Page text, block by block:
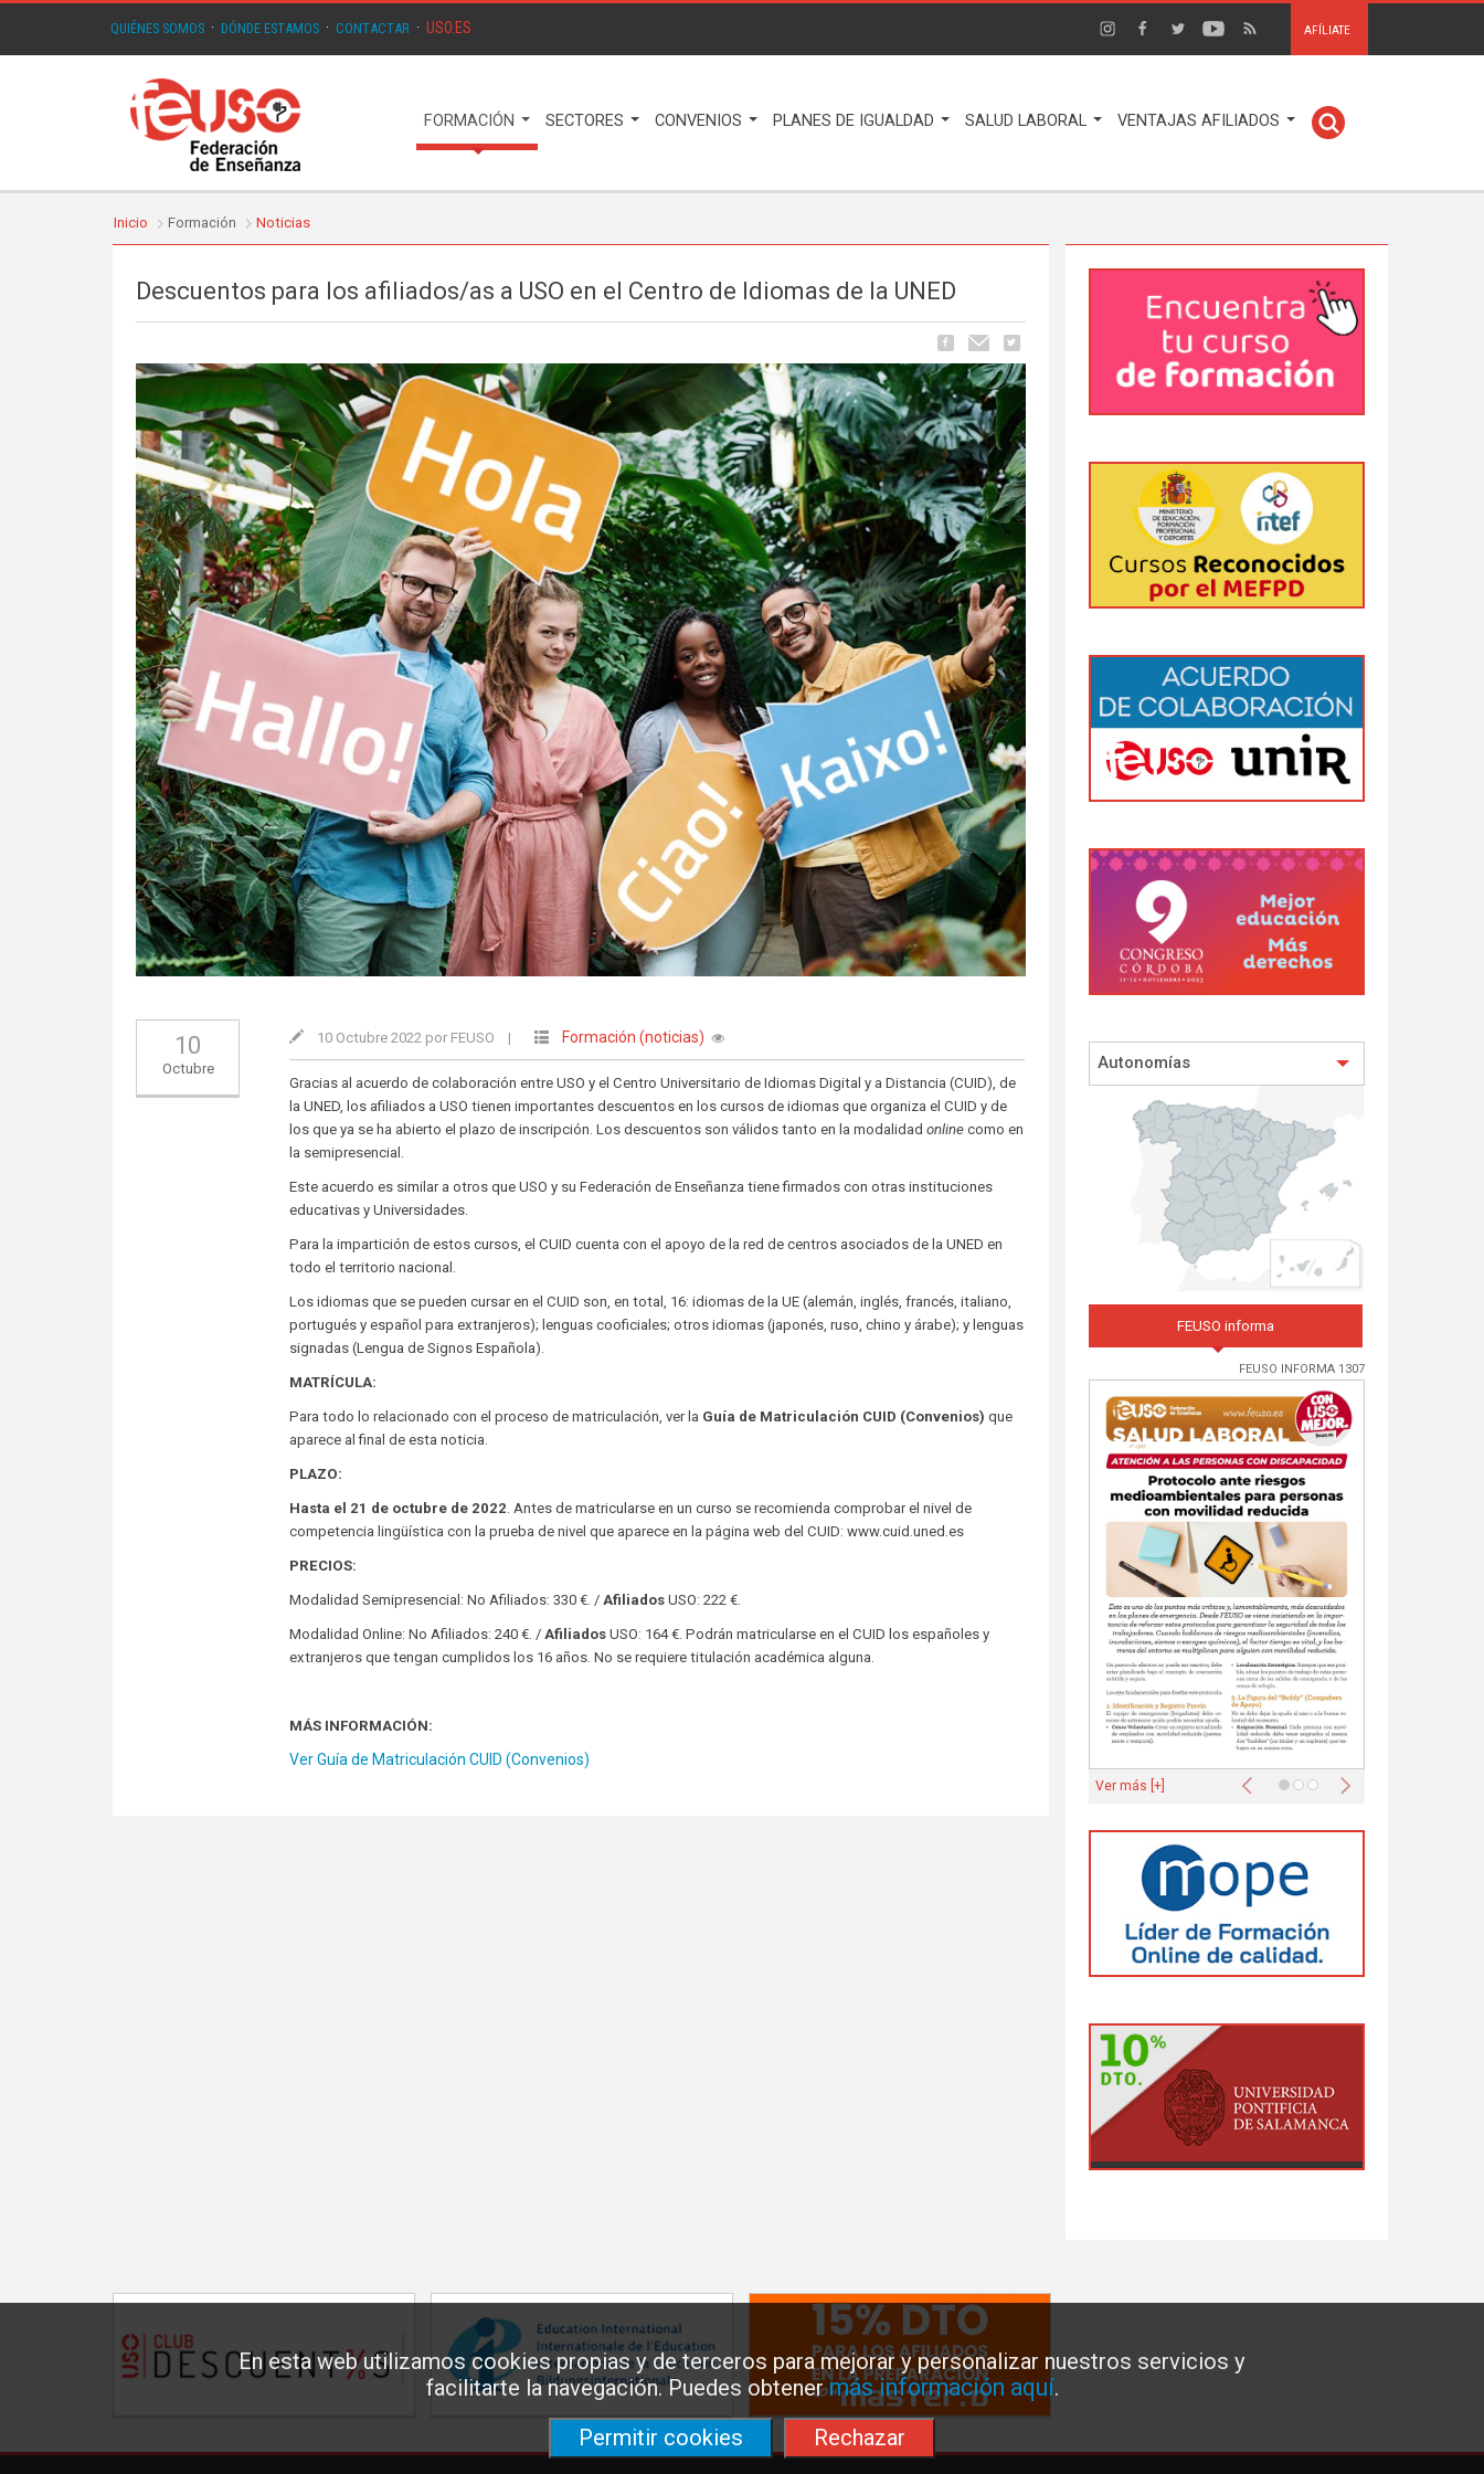
En esta web utilizamos cookies propias y de terceros para mejorar y personalizar nuestros servicios y
facilitarte la navegación. Puedes obtenermás información aquí.
Permitir cookies
Rechazar
QUIÉNES SOMOS · DÓNDE ESTAMOS · CONTACTAR · USO.ES AFÍLIATE
FORMACIÓN SECTORES CONVENIOS PLANES DE IGUALDAD SALUD LABORAL VENTAJAS AFILIADOS
Inicio Formación Noticias
Descuentos para los afiliados/as a USO en el Centro de Idiomas de la UNED
10
Octubre
10 Octubre 2022 por FEUSO | Formación (noticias)
Gracias al acuerdo de colaboración entre USO y el Centro Universitario de Idiomas Digital y a Distancia (CUID), de
la UNED, los afiliados a USO tienen importantes descuentos en los cursos de idiomas que organiza el CUID y de
los que ya se ha abierto el plazo de inscripción. Los descuentos son válidos tanto en la modalidadonline como en
la semipresencial.
Este acuerdo es similar a otros que USO y su Federación de Enseñanza tiene firmados con otras instituciones
educativas y Universidades.
Para la impartición de estos cursos, el CUID cuenta con el apoyo de la red de centros asociados de la UNED en
todo el territorio nacional.
Los idiomas que se pueden cursar en el CUID son, en total, 16: idiomas de la UE (alemán, inglés, francés, italiano,
portugués y español para extranjeros); lenguas cooficiales; otros idiomas (japonés, ruso, chino y árabe); y lenguas
signadas (Lengua de Signos Española).
MATRÍCULA:
Para todo lo relacionado con el proceso de matriculación, ver la Guía de Matriculación CUID (Convenios) que
aparece al final de esta noticia.
PLAZO:
Hasta el 21 de octubre de 2022. Antes de matricularse en un curso se recomienda comprobar el nivel de
competencia lingüística con la prueba de nivel que aparece en la página web del CUID: www.cuid.uned.es
PRECIOS:
Modalidad Semipresencial: No Afiliados: 330 €. /AfiliadosUSO: 222 €.
Modalidad Online: No Afiliados: 240 €. /Afiliados USO: 164 €. Podrán matricularse en el CUID los españoles y
extranjeros que tengan cumplidos los 16 años. No se requiere titulación académica alguna.
MÁS INFORMACIÓN:
Ver Guía de Matriculación CUID (Convenios)
Autonomías
FEUSO informa
FEUSO INFORMA 1307
Anterior Siguiente
Ver más [+]